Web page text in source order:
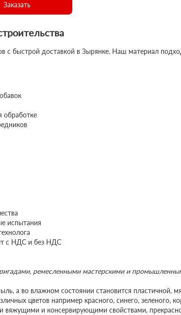
Заказать
с быстрой доставкой в Зырянке. Наш материал
обработке
испытания
с НДС и без НДС
ремесленными мастерскими и
а во влажном состоянии становится пластичной,
цветов например красного, синего, зеленого,
вяжущими и консервирующими свойствами,